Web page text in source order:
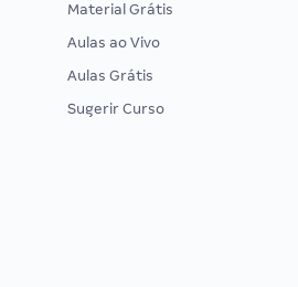
Material Grátis
Aulas ao Vivo
Aulas Grátis
Sugerir Curso